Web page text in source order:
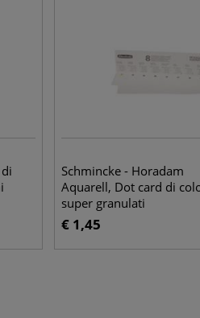
Schmincke - Horadam
Aquarell, Dot card di
super granulati
€ 1,45